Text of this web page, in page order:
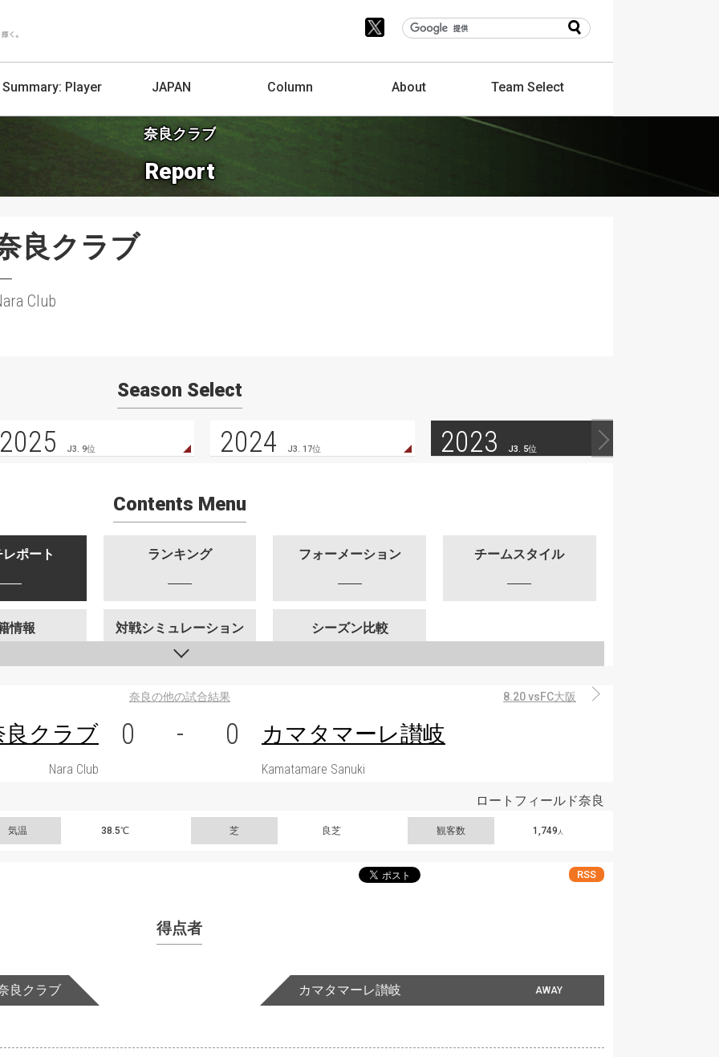
Summary: Player JAPAN Column About TeamSelect
奈良クラブ
Report
良クラブ
Club
Season Select
2025 J3. 9位 2024 J3. 17位 2023 J3. 5位
Contents Menu
ポート ランキング フォーメーション チームスタイル
情報 対戦シミュレーション シーズン比較
奈良の他の試合結果 8.20 vsFC大阪
良クラブ 0 - 0 カマタマーレ讃岐
Nara Club Kamatamare Sanuki
ロートフィールド奈良
気温 38.5℃ 芝 良芝 観客数 1,749 人
RSS
得点者
良クラブ AWAY
カマタマーレ讃岐